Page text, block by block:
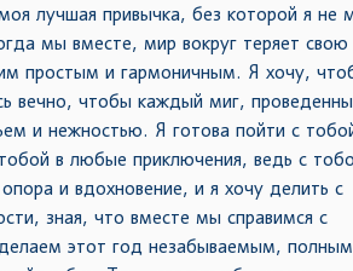
лучшая привычка, без которой я не
мы вместе, мир вокруг теряет свою
простым и гармоничным. Я хочу,
вечно, чтобы каждый миг,
и нежностью. Я готова пойти с
в любые приключения, ведь с
и вдохновение, и я хочу делить с
зная, что вместе мы справимся с
этот год незабываемым, полным